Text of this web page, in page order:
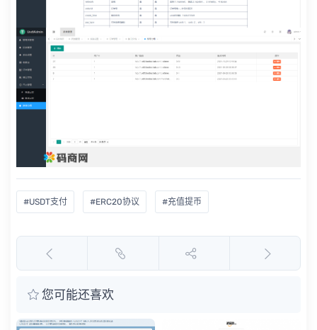
#USDT支付 #ERC20协议 #充值提币
您可能还喜欢